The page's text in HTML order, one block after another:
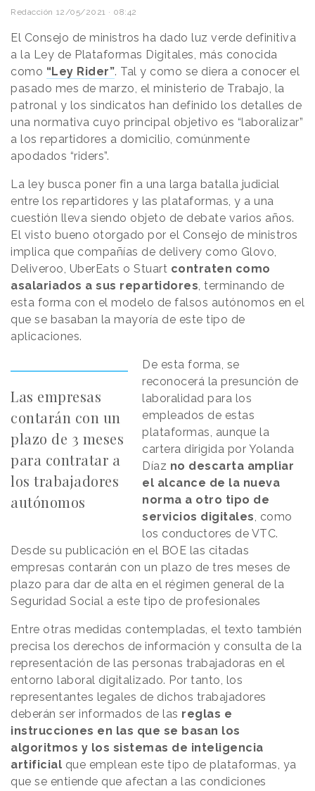
Redacción 12/05/2021 · 08:42
El Consejo de ministros ha dado luz verde definitiva
a la Ley de Plataformas Digitales, más conocida
como “Ley Rider”. Tal y como se diera a conocer el
pasado mes de marzo, el ministerio de Trabajo, la
patronal y los sindicatos han definido los detalles de
una normativa cuyo principal objetivo es “laboralizar”
a los repartidores a domicilio, comúnmente
apodados “riders”.
La ley busca poner fin a una larga batalla judicial
entre los repartidores y las plataformas, y a una
cuestión lleva siendo objeto de debate varios años.
El visto bueno otorgado por el Consejo de ministros
implica que compañías de delivery como Glovo,
Deliveroo, UberEats o Stuart contraten como
asalariados a sus repartidores, terminando de
esta forma con el modelo de falsos autónomos en el
que se basaban la mayoría de este tipo de
aplicaciones.
Las empresas
contarán con un
plazo de 3 meses
para contratar a
los trabajadores
autónomos
De esta forma, se
reconocerá la presunción de
laboralidad para los
empleados de estas
plataformas, aunque la
cartera dirigida por Yolanda
Díaz no descarta ampliar
el alcance de la nueva
norma a otro tipo de
servicios digitales, como
los conductores de VTC.
Desde su publicación en el BOE las citadas
empresas contarán con un plazo de tres meses de
plazo para dar de alta en el régimen general de la
Seguridad Social a este tipo de profesionales
Entre otras medidas contempladas, el texto también
precisa los derechos de información y consulta de la
representación de las personas trabajadoras en el
entorno laboral digitalizado. Por tanto, los
representantes legales de dichos trabajadores
deberán ser informados de las reglas e
instrucciones en las que se basan los
algoritmos y los sistemas de inteligencia
artificial que emplean este tipo de plataformas, ya
que se entiende que afectan a las condiciones